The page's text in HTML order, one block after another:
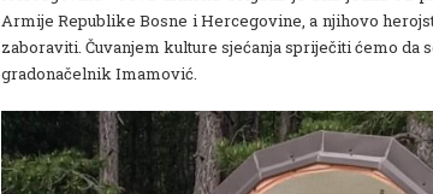
Armije Republike Bosne i Hercegovine, a njihovo
zaboraviti. Čuvanjem kulture sjećanja spriječiti ćemo da
gradonačelnik Imamović.